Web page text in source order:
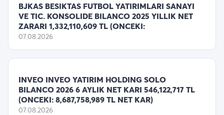
BJKAS BESIKTAS FUTBOL YATIRIMLARI SANAYI
VE TIC. KONSOLIDE BILANCO 2025 YILLIK NET
ZARARI 1,332,110,609 TL (ONCEKI:
07.08.2026
INVEO INVEO YATIRIM HOLDING SOLO
BILANCO 2026 6 AYLIK NET KARI 546,122,717 TL
(ONCEKI: 8,687,758,989 TL NET KAR)
07.08.2026